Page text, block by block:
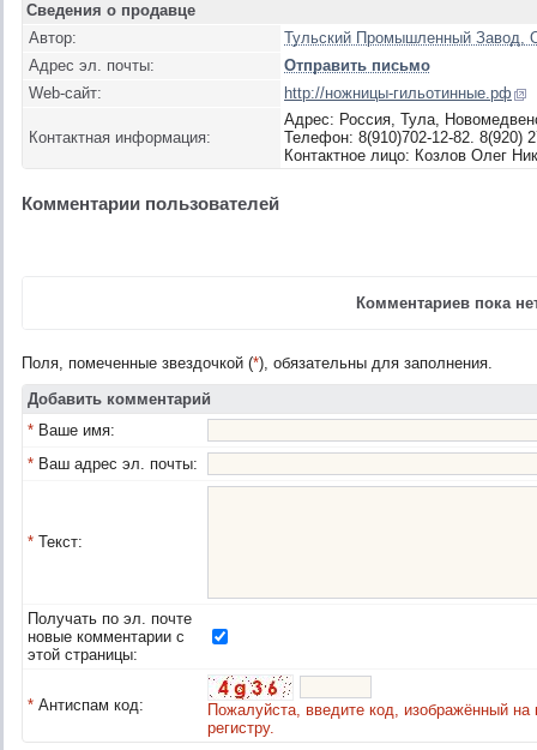
Сведения о продавце
Автор:
Тульский Промышленный Завод,
Адрес эл. почты:
Отправить письмо
Web-сайт:
http://ножницы-гильотинные.рф
Контактная информация:
Адрес: Россия, Тула,
Телефон: 8(910)702-12-82. 8(920)
Контактное лицо: Козлов Олег
Комментарии пользователей
Комментариев пока
Поля, помеченные звездочкой (*), обязательны для заполнения.
Добавить комментарий
* Ваше имя:
* Ваш адрес эл. почты:
* Текст:
Получать по эл. почте
новые комментарии с
этой страницы:
* Антиспам код:
Пожалуйста, введите код, изображённый
регистру.